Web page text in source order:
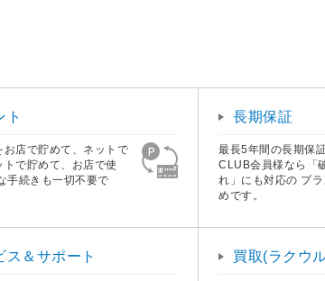
ト
お店で貯めて、ネットで
トで貯めて、お店で使
手続きも一切不要で
長期保証
最長5年間の長期保
CLUB会員様なら「
れ」にも対応の プ
めです。
ス＆サポート 買取(ラクウ